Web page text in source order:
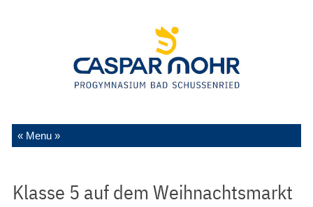
Zum Inhalt springen
Klasse 5 auf dem Weihnachtsmarkt